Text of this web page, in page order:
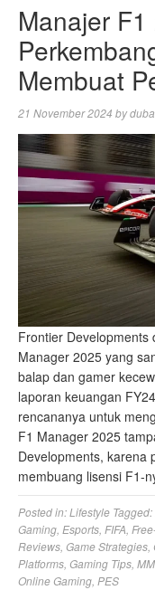
Manajer
Membuat
21 November 2024 by
Frontier Developments
Manager 2025 yang
balap dan gamer
laporan keuangan
rencananya untuk
F1 Manager 2025
Developments, karena
membuang lisensi F1-
Posted in:Lifestyle Tagged:
Gaming, Esports, FIFA,
Reviews, Game Strategies,
Platforms, Gaming Tips,
Online Gaming, PES